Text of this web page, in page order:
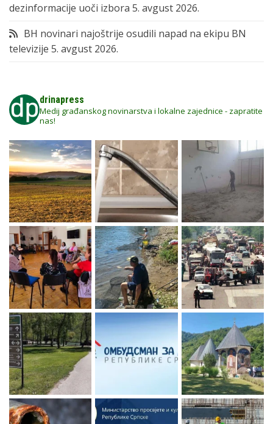
dezinformacije uoči izbora 5. avgust 2026.
BH novinari najoštrije osudili napad na ekipu BN
televizije 5. avgust 2026.
drinapress
Medij građanskog novinarstva i lokalne zajednice - zapratite
nas!